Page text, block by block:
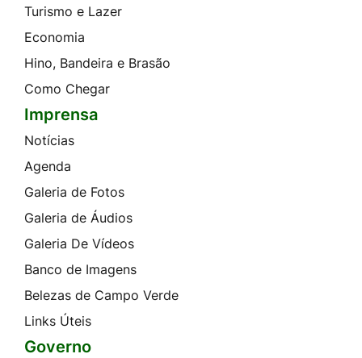
Turismo e Lazer
Economia
Hino, Bandeira e Brasão
Como Chegar
Imprensa
Notícias
Agenda
Galeria de Fotos
Galeria de Áudios
Galeria De Vídeos
Banco de Imagens
Belezas de Campo Verde
Links Úteis
Governo